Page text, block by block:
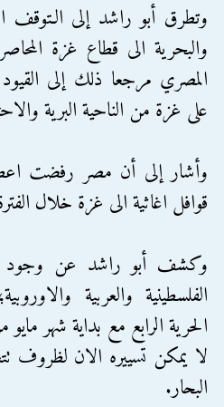
وتطرق أبو راشد إلى الـتوقف
والبحرية الى قطاع غزة
المصري مرجعا ذلك إلى
على غزة من الناحية البرية
وأشار إلى أن مصر رفضت
قوافل اغاثية الى غزة خلال
وكشف أبو راشد عن وجود
الفلسطينية والعربية
الحرية الرابع مع بداية شهر
لا يمكن تسييره الان لظروف
البحار.